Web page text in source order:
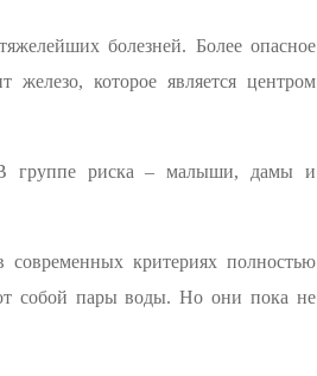
болезней. Более опасное
которое является центром
В группе риска – малыши, дамы и
критериях полностью
собой пары воды. Но они пока не